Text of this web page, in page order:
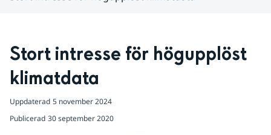
Stort intresse för högupplöst
klimatdata
Uppdaterad 5 november 2024
Publicerad 30 september 2020